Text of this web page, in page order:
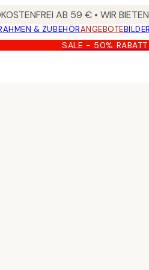
AB 59 € • WIR
& ZUBEHÖRANGEBOTE
SALE - 50% RABATT